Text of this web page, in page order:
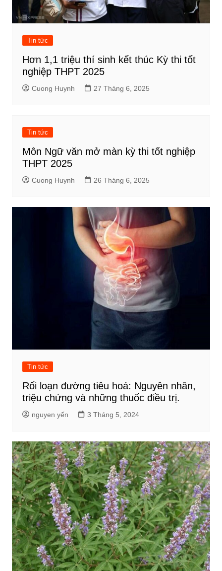
Tin tức
Hơn 1,1 triệu thí sinh kết thúc Kỳ thi tốt
nghiệp THPT 2025
Cuong Huynh 27 Tháng 6, 2025
Tin tức
Môn Ngữ văn mở màn kỳ thi tốt nghiệp
THPT 2025
Cuong Huynh 26 Tháng 6, 2025
Tin tức
Rối loạn đường tiêu hoá: Nguyên nhân,
triệu chứng và những thuốc điều trị.
nguyen yến 3 Tháng 5, 2024